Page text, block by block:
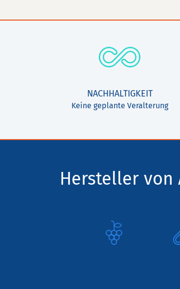
NACHHALTIGKEIT
Keine geplante Veralterung
Hersteller